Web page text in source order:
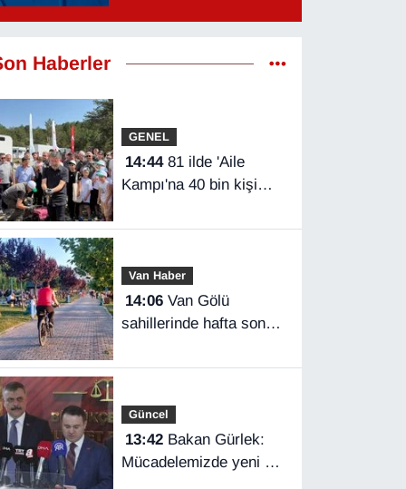
Haberler
GENEL
14:4481 ilde 'Aile
Kampı'na 40 bin kişi
Van Haber
14:06Van Gölü
sahillerinde hafta sonu
Güncel
13:42Bakan Gürlek:
Mücadelemizde yeni bir